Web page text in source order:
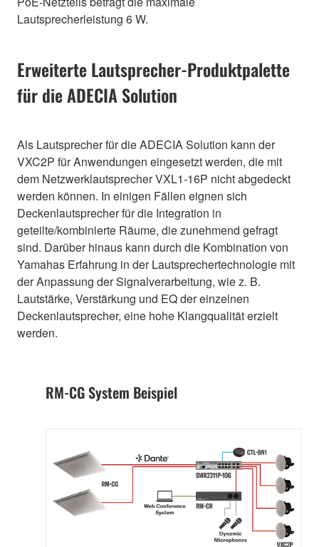
Lautsprecherleistung 6 W.
Erweiterte Lautsprecher-Produktpalette
für die ADECIA Solution
Als Lautsprecher für die ADECIA Solution kann der
VXC2P für Anwendungen eingesetzt werden, die mit
dem Netzwerklautsprecher VXL1-16P nicht abgedeckt
werden können. In einigen Fällen eignen sich
Deckenlautsprecher für die Integration in
geteilte/kombinierte Räume, die zunehmend gefragt
sind. Darüber hinaus kann durch die Kombination von
Yamahas Erfahrung in der Lautsprechertechnologie mit
der Anpassung der Signalverarbeitung, wie z. B.
Lautstärke, Verstärkung und EQ der einzelnen
Deckenlautsprecher, eine hohe Klangqualität erzielt
werden.
RM-CG System Beispiel